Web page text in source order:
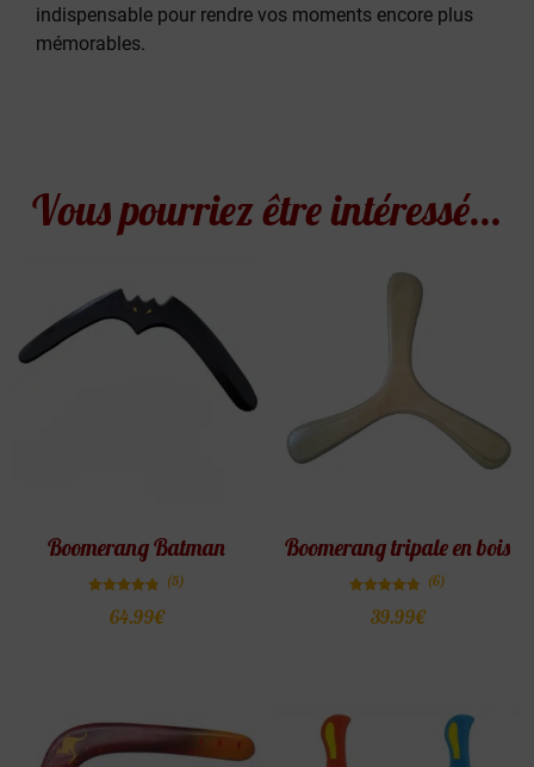
indispensable pour rendre vos moments encore plus
mémorables.
Vous pourriez être intéressé...
Boomerang Batman
4.80
(5)
64.99€
Boomerang tripale en bois
4.83
(6)
39.99€